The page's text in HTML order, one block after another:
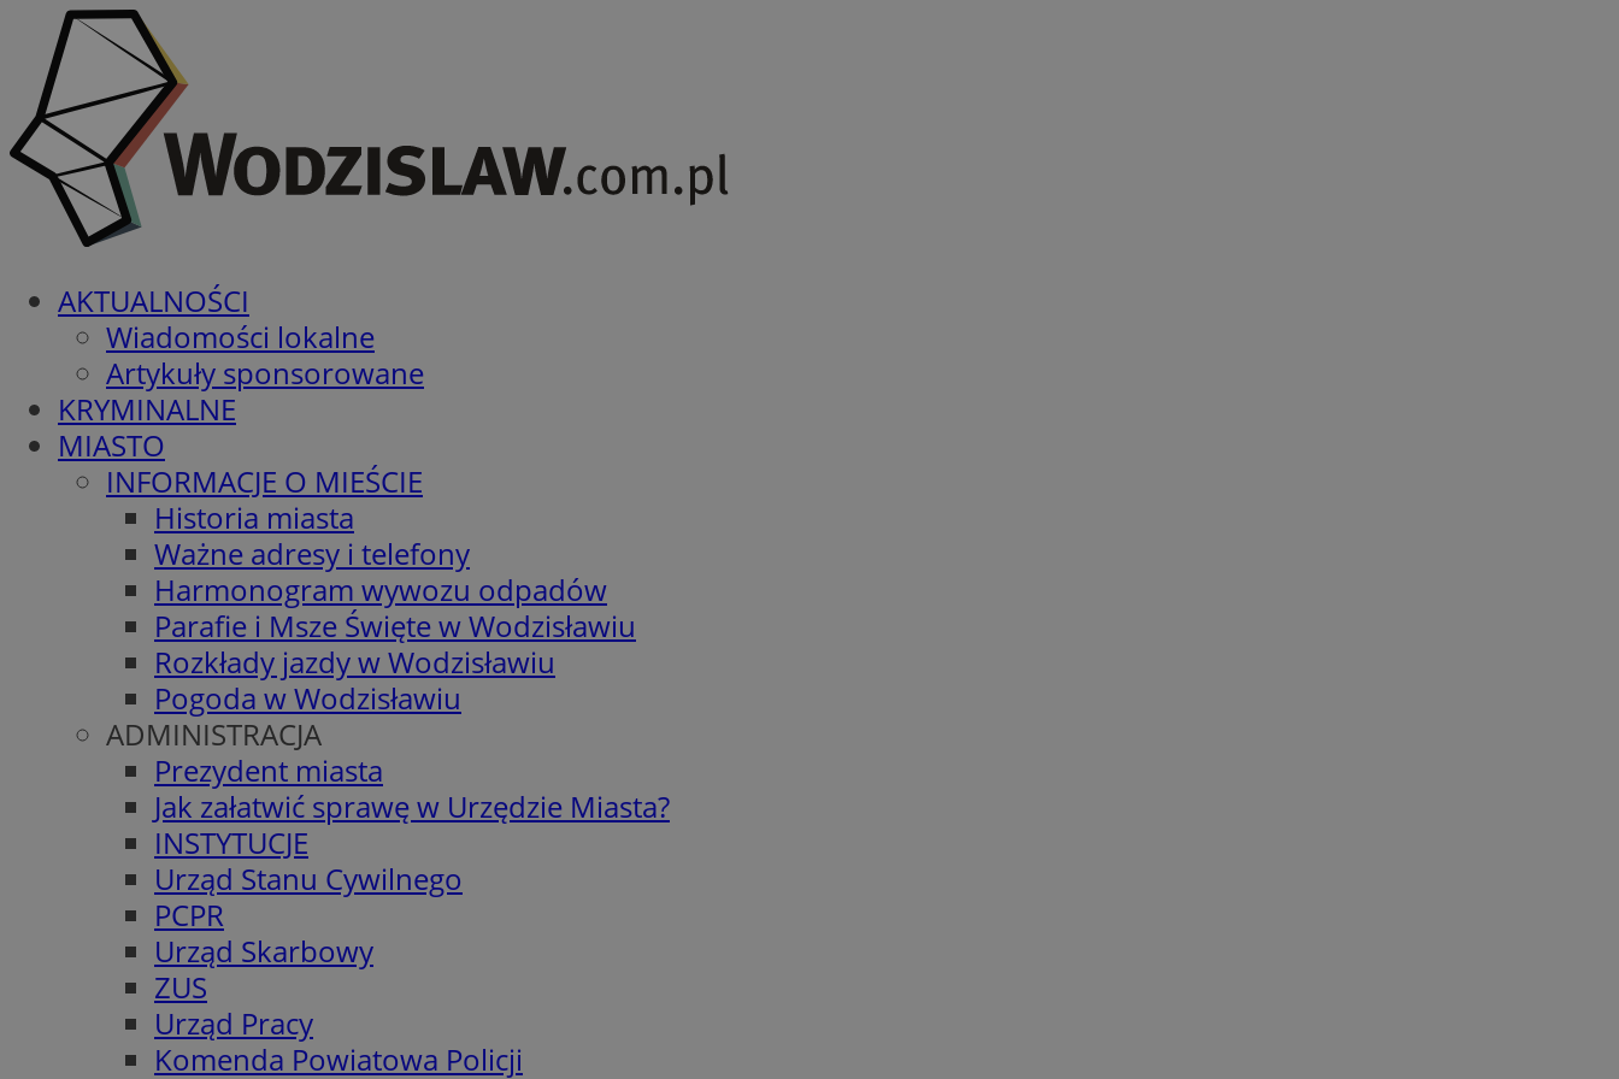
AKTUALNOŚCI
Wiadomości lokalne
Artykuły sponsorowane
KRYMINALNE
MIASTO
INFORMACJE O MIEŚCIE
Historia miasta
Ważne adresy i telefony
Harmonogram wywozu odpadów
Parafie i Msze Święte w Wodzisławiu
Rozkłady jazdy w Wodzisławiu
Pogoda w Wodzisławiu
ADMINISTRACJA
Prezydent miasta
Jak załatwić sprawę w Urzędzie Miasta?
INSTYTUCJE
Urząd Stanu Cywilnego
PCPR
Urząd Skarbowy
ZUS
Urząd Pracy
Komenda Powiatowa Policji